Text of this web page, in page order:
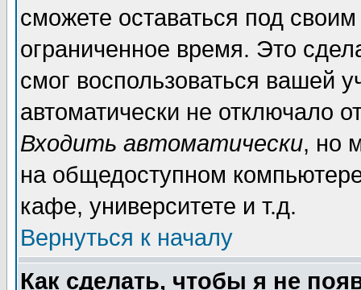
сможете оставаться под
ограниченное время. Это
смог воспользоваться вашей
автоматически не отключало
Входить автоматически, но
на общедоступном
кафе, университете и т.д.
Вернуться к началу
Как сделать, чтобы я не